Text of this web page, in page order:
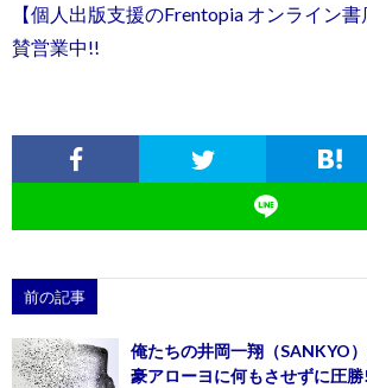
【個人出版支援のFrentopia オンライン
賛営業中!!
前の記事
俺たちの井岡一翔（SANKYO
豪アローヨに何もさせずに圧